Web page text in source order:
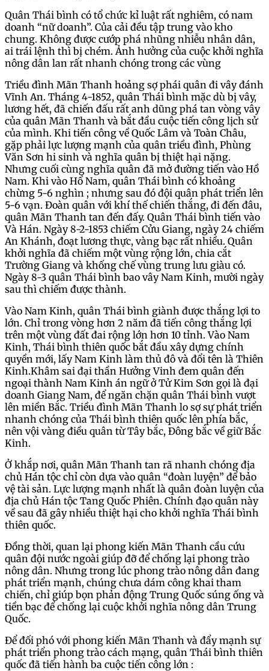
Quân Thái bình có tổ chức kỉ luật rất nghiêm, có nam
doanh “nữ doanh”. Của cải đều tập trung vào kho
chung. Không được cướp phá nhũng nhiễu nhân dân,
ai trái lệnh thì bị chém. Ảnh hưởng của cuộc khởi nghĩa
nông dân lan rất nhanh chóng trong các vùng
Triều đình Mãn Thanh hoảng sợ phái quân đi vây đánh
Vĩnh An. Tháng 4-1852, quân Thái bình mặc dù bị vây,
lương hết, đã chiến đấu rất anh dũng phá tan vòng vây
của quân Mãn Thanh và bắt đầu cuộc tiến công lịch sử
của mình. Khi tiến công về Quốc Lâm và Toàn Châu,
gặp phải lực lượng mạnh của quân triều đình, Phùng
Văn Sơn hi sinh và nghĩa quân bị thiệt hại nặng.
Nhưng cuối cùng nghĩa quân đã mở đường tiến vào Hồ
Nam. Khi vào Hổ Nam, quân Thái bình có khoảng
chừng 5-6 nghìn ; nhưng sau đó đội quân phát triển lên
5-6 vạn. Đoàn quân với khí thế chiến thắng, đi đến đâu,
quân Mãn Thanh tan đến đấy. Quân Thái bình tiến vào
Và Hán. Ngày 8-2-1853 chiếm Cửu Giang, ngày 24 chiếm
An Khánh, đoạt lương thực, vàng bạc rất nhiều. Quân
khởi nghĩa đã chiếm một vùng rộng lớn, chia cắt
Trường Giang và khống chế vùng trung lưu giàu có.
Ngày 8-3 quân Thái bình bao vây Nam Kinh, mười ngày
sau thì chiếm được thành.
Vào Nam Kinh, quân Thái bình giành được thắng lợi to
lớn. Chỉ trong vòng hơn 2 năm đã tiến công thắng lợi
trên một vùng đất đai rộng lớn hơn 10 tỉnh. Vào Nam
Kinh, Thái bình thiên quốc bắt đầu xây dựng chính
quyền mới, lấy Nam Kinh làm thủ đô và đổi tên là Thiên
Kinh.Khâm sai đại thần Hưởng Vinh đem quân đến
ngoại thành Nam Kinh án ngữ ở Tử Kim Sơn gọi là đại
doanh Giang Nam, để ngăn chặn quân Thái bình vượt
lên miền Bắc. Triều đình Mãn Thanh lo sợ sự phát triển
nhanh chóng của Thái bình thiên quốc lên phía bắc,
nên vội vàng điều quân từ Tây bắc, Đông bắc về giữ Bắc
Kinh.
Ở khắp nơi, quân Mãn Thanh tan rã nhanh chóng địa
chủ Hán tộc chỉ còn dựa vào quân “đoàn luyện” để bảo
vệ tài sản. Lực lượng mạnh nhất là quân đoàn luyện của
địa chủ Hán tộc Tang Quốc Phiên. Chính đạo quân này
về sau đã gây nhiều thiệt hại cho khởi nghĩa Thái bình
thiên quốc.
Đồng thời, quan lại phong kiến Mãn Thanh cầu cứu
quân đội nước ngoài giúp đỡ để chống lại phong trào
nông dân. Nhưng trong lúc phong trào nông dân đang
phát triển mạnh, chúng chưa dám công khai tham
chiến, chỉ giúp bọn phản động Trung Quốc súng ống và
tiền bạc để chống lại cuộc khởi nghĩa nông dân Trung
Quốc.
Để đối phó với phong kiến Mãn Thanh và đẩy mạnh sự
phát triển phong trào cách mạng, quân Thái bình thiên
quốc đã tiến hành ba cuộc tiến công lớn :